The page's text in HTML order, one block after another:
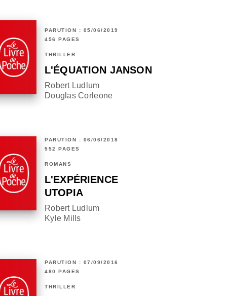
PARUTION : 05/06/2019
456 PAGES
THRILLER
L'ÉQUATION JANSON
Robert Ludlum
Douglas Corleone
PARUTION : 06/06/2018
552 PAGES
ROMANS
L'EXPÉRIENCE
UTOPIA
Robert Ludlum
Kyle Mills
PARUTION : 07/09/2016
480 PAGES
THRILLER